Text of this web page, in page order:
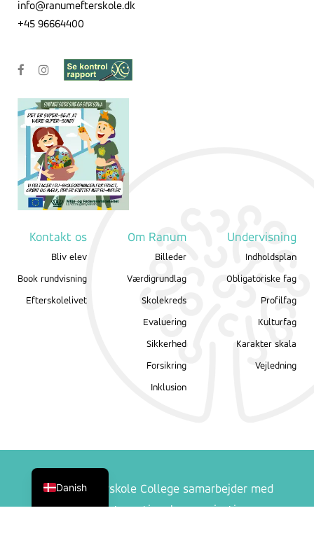
info@ranumefterskole.dk
+45 96664400
Kontakt os
Bliv elev
Book rundvisning
Efterskolelivet
Om Ranum
Billeder
Værdigrundlag
Skolekreds
Evaluering
Sikkerhed
Forsikring
Inklusion
Undervisning
Indholdsplan
Obligatoriske fag
Profilfag
Kulturfag
Karakter skala
Vejledning
Ranum Efterskole College samarbejder med
følgende internationale organisationer
Danish